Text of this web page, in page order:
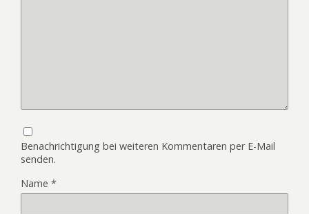
Benachrichtigung bei weiteren Kommentaren per E-Mail
senden.
Name *